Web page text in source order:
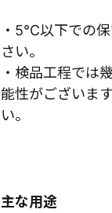
・5℃以下での保
さい。
・検品工程では
能性がございま
い。
主な用途